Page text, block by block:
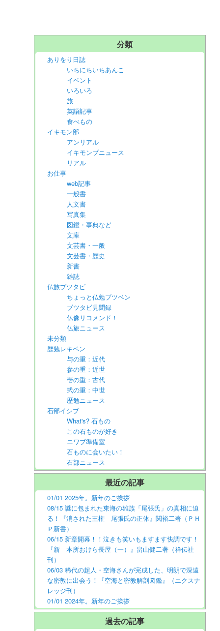
分類
ありをり日誌
いちにちいちあんこ
イベント
いろいろ
旅
英語記事
食べもの
イキモン部
アンリアル
イキモンブニュース
リアル
お仕事
web記事
一般書
人文書
写真集
図鑑・事典など
文庫
文芸書・一般
文芸書・歴史
新書
雑誌
仏旅ブツタビ
ちょっと仏勉ブツベン
ブツタビ見聞録
仏像リコメンド！
仏旅ニュース
未分類
歴勉レキベン
与の重：近代
参の重：近世
壱の重：古代
弐の重：中世
歴勉ニュース
石部イシブ
What's? 石もの
この石ものが好き
ニワブ準備室
石ものに会いたい！
石部ニュース
最近の記事
01/01 2025年。新年のご挨拶
08/15 謎に包まれた東海の雄族「尾張氏」の真相に迫
る！『消された王権 尾張氏の正体』関裕二著（ＰＨ
Ｐ新書）
06/15 新章開幕！！泣きも笑いもますます快調です！
『新 本所おけら長屋（一）』畠山健二著（祥伝社
刊）
06/03 稀代の超人・空海さんが完成した、明朗で深遠
な密教に出会う！『空海と密教解剖図鑑』（エクスナ
レッジ刊）
01/01 2024年。新年のご挨拶
過去の記事